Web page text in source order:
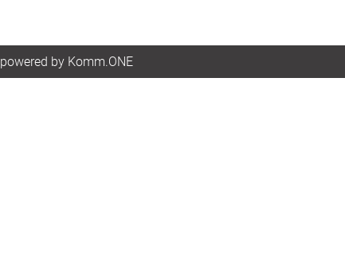
powered by Komm.ONE